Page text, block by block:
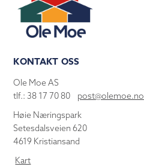
KONTAKT OSS
Ole Moe AS
tlf.: 38 17 70 80 post@olemoe.no
Høie Næringspark
Setesdalsveien 620
4619 Kristiansand
Kart